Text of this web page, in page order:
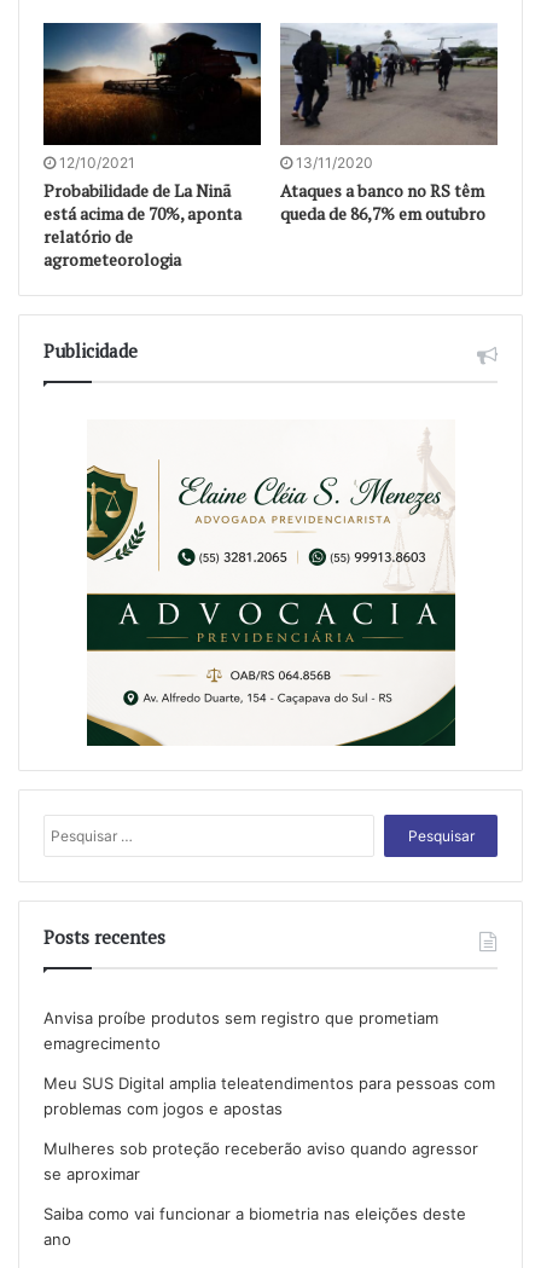
12/10/2021
Probabilidade de La Ninã
está acima de 70%, aponta
relatório de
agrometeorologia
13/11/2020
Ataques a banco no RS têm
queda de 86,7% em outubro
Publicidade
por:
Posts recentes
Anvisa proíbe produtos sem registro que prometiam
emagrecimento
Meu SUS Digital amplia teleatendimentos para pessoas com
problemas com jogos e apostas
Mulheres sob proteção receberão aviso quando agressor
se aproximar
Saiba como vai funcionar a biometria nas eleições deste
ano